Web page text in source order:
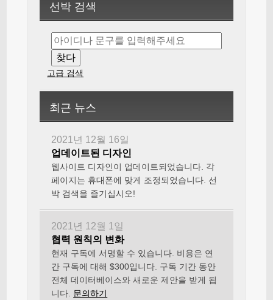
선박 검색
고급 검색
최근 뉴스
2021년 12월 16일
업데이트된 디자인
웹사이트 디자인이 업데이트되었습니다. 각
페이지는 휴대폰에 맞게 조정되었습니다. 선
박 검색을 즐기십시오!
2021년 12월 1일
협력 원칙의 변화
현재 구독에 서명할 수 있습니다. 비용은 연
간 구독에 대해 $300입니다. 구독 기간 동안
전체 데이터베이스와 새로운 제안을 받게 됩
니다. 문의하기